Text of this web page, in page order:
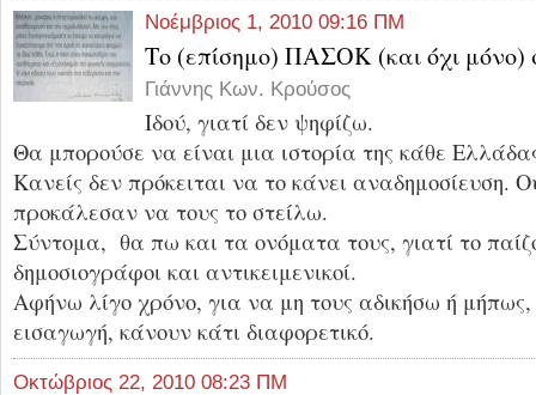
Νοέμβριος 1, 2010 09:16 ΠΜ
Το (επίσημο) ΠΑΣΟΚ (και όχι μόνο)
Γιάννης Κων. Κρούσος
Ιδού, γιατί δεν ψηφίζω.
Θα μπορούσε να είναι μια ιστορία της κάθε
Κανείς δεν πρόκειται να το κάνει αναδημοσίευση.
προκάλεσαν να τους το στείλω.
Σύντομα, θα πω και τα ονόματα τους, γιατί το
δημοσιογράφοι και αντικειμενικοί.
Αφήνω λίγο χρόνο, για να μη τους αδικήσω ή
εισαγωγή, κάνουν κάτι διαφορετικό.
Οκτώβριος 22, 2010 08:23 ΠΜ